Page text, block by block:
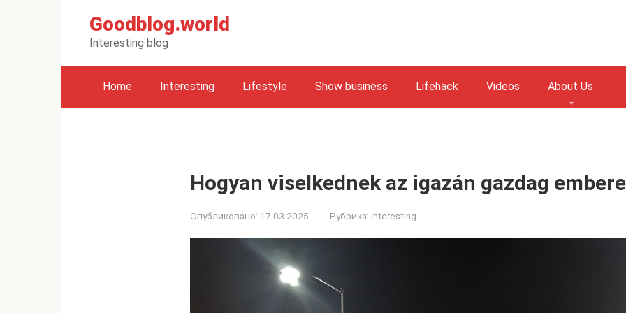
Goodblog.world
Interesting blog
Home Interesting Lifestyle Show business Lifehack Videos About Us
Hogyan viselkednek az igazán gazdag
Опубликовано: 17.03.2025 Рубрика: Interesting